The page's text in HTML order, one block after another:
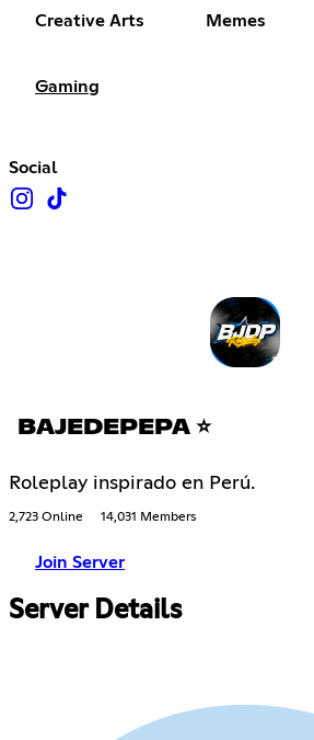
Creative Arts Memes
Gaming
Social
BAJEDEPEPA ⭐
Roleplay inspirado en Perú.
2,723 Online 14,031 Members
Join Server
Server Details